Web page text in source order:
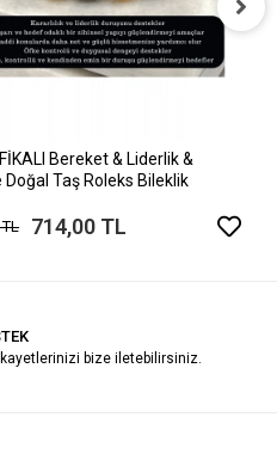
Bereket & Liderlik &
Doğal Taş Roleks Bileklik
714,00 TL
bize iletebilirsiniz.